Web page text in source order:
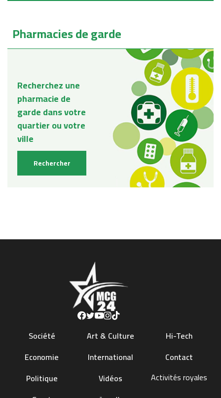
Société
Economie
Politique
Art & Culture
International
Vidéos
Hi-Tech
Contact
Activités royales